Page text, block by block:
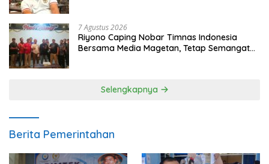
7 Agustus 2026
Riyono Caping Nobar Timnas Indonesia
Bersama Media Magetan, Tetap Semangat
Selengkapnya
Berita Pemerintahan